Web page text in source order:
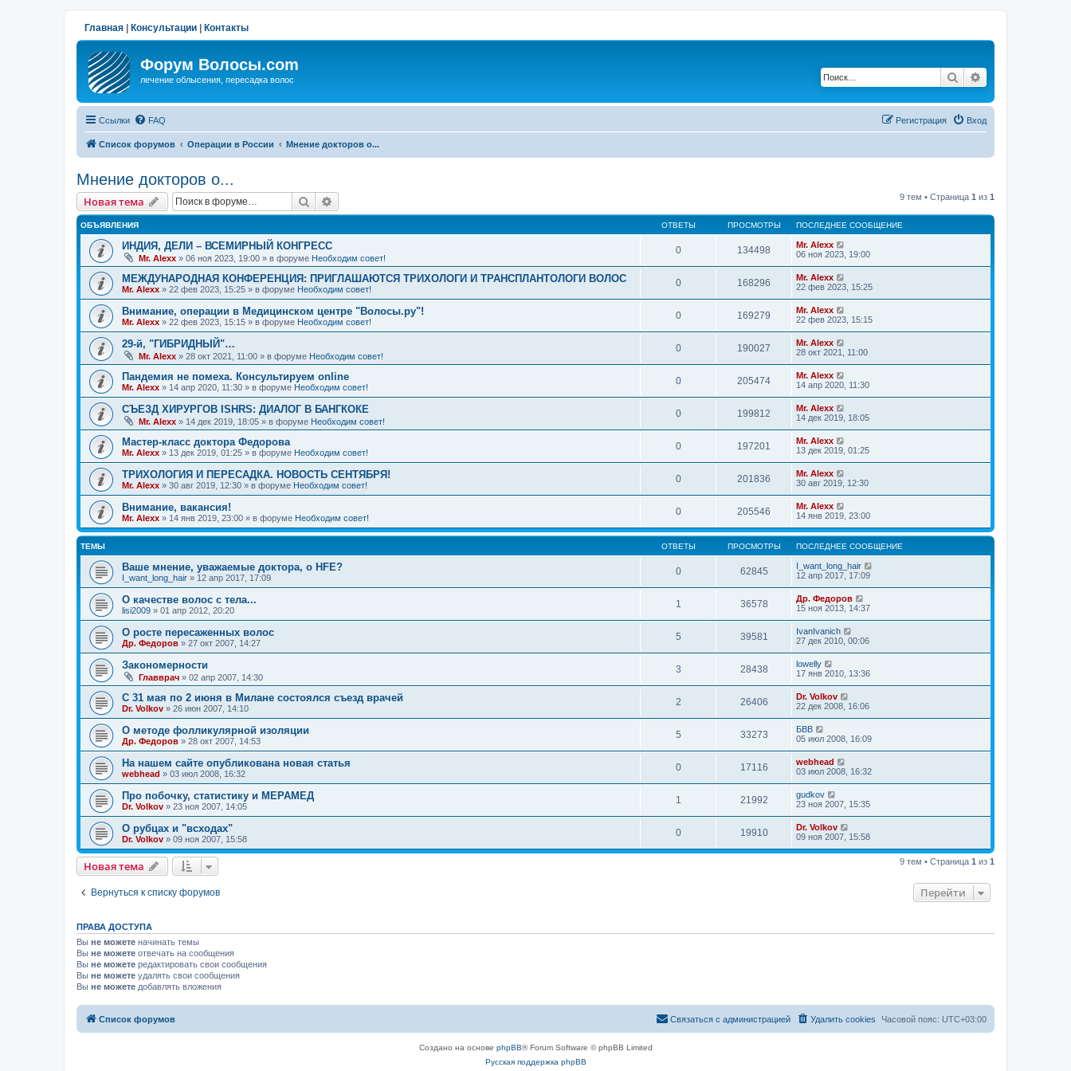
Главная Консультации Контакты
Форум Волосы.com
лечение облысения, пересадка волос Поиск
Ссылки FAQ Вход
Регистрация
Список форумов Операции в России Мнение докторов о...
Мнение докторов о...
Новая тема Поиск 9 тем • Страница 1 из 1
ОБЪЯВЛЕНИЯ ОТВЕТЫ ПРОСМОТРЫ ПОСЛЕДНЕЕ СООБЩЕНИЕ
ИНДИЯ, ДЕЛИ – ВСЕМИРНЫЙ КОНГРЕСС
Mr. Alexx » 06 ноя 2023, 19:00 » в форуме Необходим совет!
0 134498
Mr. Alexx
06 ноя 2023, 19:00
МЕЖДУНАРОДНАЯ КОНФЕРЕНЦИЯ: ПРИГЛАШАЮТСЯ ТРИХОЛОГИ И ТРАНСПЛАНТОЛОГИ ВОЛОС
Mr. Alexx » 22 фев 2023, 15:25 » в форуме Необходим совет!
0 168296
Mr. Alexx
22 фев 2023, 15:25
Внимание, операции в Медицинском центре "Волосы.ру"!
Mr. Alexx » 22 фев 2023, 15:15 » в форуме Необходим совет!
0 169279
Mr. Alexx
22 фев 2023, 15:15
29-й, "ГИБРИДНЫЙ"…
Mr. Alexx » 28 окт 2021, 11:00 » в форуме Необходим совет!
0 190027
Mr. Alexx
28 окт 2021, 11:00
Пандемия не помеха. Консультируем online
Mr. Alexx » 14 апр 2020, 11:30 » в форуме Необходим совет!
0 205474
Mr. Alexx
14 апр 2020, 11:30
СЪЕЗД ХИРУРГОВ ISHRS: ДИАЛОГ В БАНГКОКЕ
Mr. Alexx » 14 дек 2019, 18:05 » в форуме Необходим совет!
0 199812
Mr. Alexx
14 дек 2019, 18:05
Мастер-класс доктора Федорова
Mr. Alexx » 13 дек 2019, 01:25 » в форуме Необходим совет!
0 197201
Mr. Alexx
13 дек 2019, 01:25
ТРИХОЛОГИЯ И ПЕРЕСАДКА. НОВОСТЬ СЕНТЯБРЯ!
Mr. Alexx » 30 авг 2019, 12:30 » в форуме Необходим совет!
0 201836
Mr. Alexx
30 авг 2019, 12:30
Внимание, вакансия!
Mr. Alexx » 14 янв 2019, 23:00 » в форуме Необходим совет!
0 205546
Mr. Alexx
14 янв 2019, 23:00
ТЕМЫ ОТВЕТЫ ПРОСМОТРЫ ПОСЛЕДНЕЕ СООБЩЕНИЕ
Ваше мнение, уважаемые доктора, о HFE?
I_want_long_hair » 12 апр 2017, 17:09
0 62845
I_want_long_hair
12 апр 2017, 17:09
О качестве волос с тела...
lisi2009 » 01 апр 2012, 20:20
1 36578
Др. Федоров
15 ноя 2013, 14:37
О росте пересаженных волос
Др. Федоров » 27 окт 2007, 14:27
5 39581
IvanIvanich
27 дек 2010, 00:06
Закономерности
Главврач » 02 апр 2007, 14:30
3 28438
lowelly
17 янв 2010, 13:36
С 31 мая по 2 июня в Милане состоялся съезд врачей
Dr. Volkov » 26 июн 2007, 14:10
2 26406
Dr. Volkov
22 дек 2008, 16:06
О методе фолликулярной изоляции
Др. Федоров » 28 окт 2007, 14:53
5 33273
БВВ
05 июл 2008, 16:09
На нашем сайте опубликована новая статья
webhead » 03 июл 2008, 16:32
0 17116
webhead
03 июл 2008, 16:32
Про побочку, статистику и МЕРАМЕД
Dr. Volkov » 23 ноя 2007, 14:05
1 21992
gudkov
23 ноя 2007, 15:35
О рубцах и "всходах"
Dr. Volkov » 09 ноя 2007, 15:58
0 19910
Dr. Volkov
09 ноя 2007, 15:58
Новая тема 9 тем • Страница 1 из 1
Вернуться к списку форумов Перейти
ПРАВА ДОСТУПА
Вы не можете начинать темы
Вы не можете отвечать на сообщения
Вы не можете редактировать свои сообщения
Вы не можете удалять свои сообщения
Вы не можете добавлять вложения
Список форумов Часовой пояс: UTC+03:00
Удалить cookies
Связаться с администрацией
Создано на основе phpBB® Forum Software © phpBB Limited
Русская поддержка phpBB